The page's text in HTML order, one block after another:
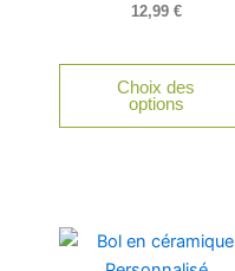
12,99 €
Choix des
options